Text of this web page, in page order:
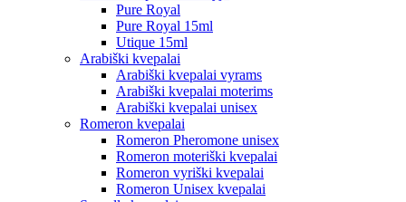
Pure Royal
Pure Royal 15ml
Utique 15ml
Arabiški kvepalai
Arabiški kvepalai vyrams
Arabiški kvepalai moterims
Arabiški kvepalai unisex
Romeron kvepalai
Romeron Pheromone unisex
Romeron moteriški kvepalai
Romeron vyriški kvepalai
Romeron Unisex kvepalai